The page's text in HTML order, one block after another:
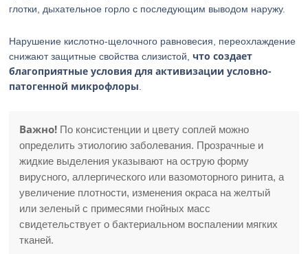
глотки, дыхательное горло с последующим выводом наружу.
Нарушение кислотно-щелочного равновесия, переохлаждение
снижают защитные свойства слизистой,что создает
благоприятные условия для активизации условно-
патогенной микрофлоры
Важно! По консистенции и цвету соплей можно
определить этиологию заболевания. Прозрачные и
жидкие выделения указывают на острую форму
вирусного, аллергического или вазомоторного ринита, а
увеличение плотности, изменения окраса на желтый
или зеленый с примесями гнойных масс
свидетельствует о бактериальном воспалении мягких
тканей.